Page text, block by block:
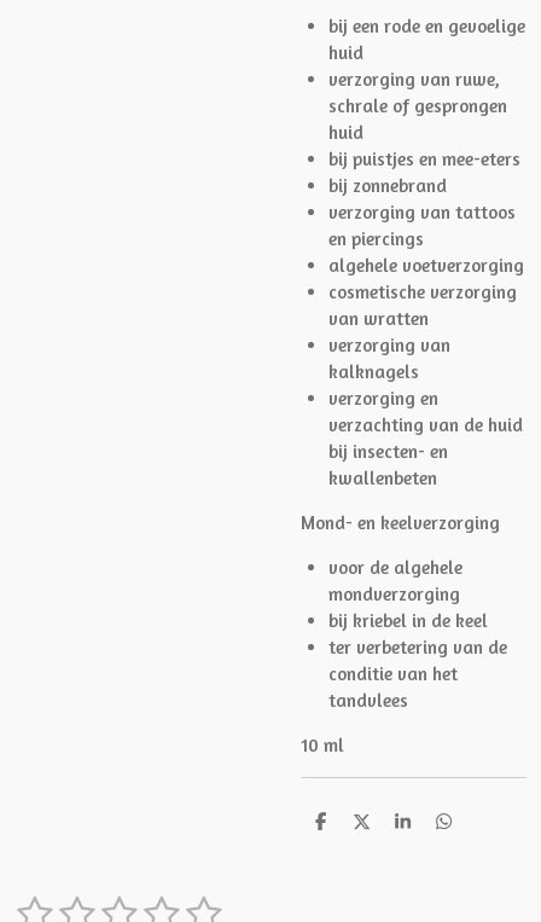
bij een rode en gevoelige
huid
verzorging van ruwe,
schrale of gesprongen
huid
bij puistjes en mee-eters
bij zonnebrand
verzorging van tattoos
en piercings
algehele voetverzorging
cosmetische verzorging
van wratten
verzorging van
kalknagels
verzorging en
verzachting van de huid
bij insecten- en
kwallenbeten
Mond- en keelverzorging
voor de algehele
mondverzorging
bij kriebel in de keel
ter verbetering van de
conditie van het
tandvlees
10 ml
D
D
S
D
R